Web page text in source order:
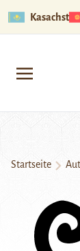
Kasachstan
Startseite